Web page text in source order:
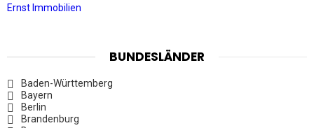
Ernst Immobilien
BUNDESLÄNDER
Baden-Württemberg
Bayern
Berlin
Brandenburg